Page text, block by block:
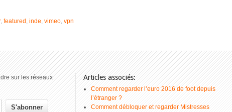
, featured , inde, vimeo, vpn
sur les réseaux
Articles associés:
Comment regarder l’euro 2016 de foot depuis
l’étranger ?
Comment débloquer et regarder Mistresses